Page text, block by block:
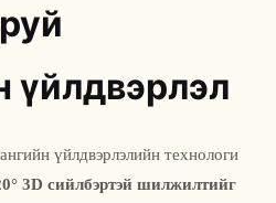
үйлдвэрлэл
үйлдвэрлэлийн технологи
3D сийлбэртэй шилжилтийг